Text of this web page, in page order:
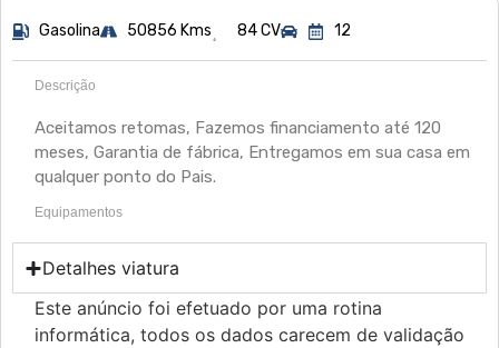
Gasolina 50856 Kms 84 CV 12
Descrição
Aceitamos retomas, Fazemos financiamento até 120
meses, Garantia de fábrica, Entregamos em sua casa em
qualquer ponto do Pais.
Equipamentos
Detalhes viatura
Este anúncio foi efetuado por uma rotina
informática, todos os dados carecem de validação